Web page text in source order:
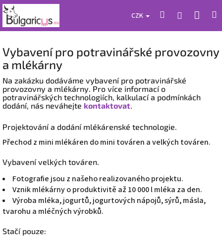
Přejít
na
obsah
CZK Hledat Přihlášení
Vybavení pro potravinářské provozovny
a mlékárny
Na zakázku dodáváme vybavení pro potravinářské
provozovny a mlékárny. Pro více informací o
potravinářských technologiích, kalkulací a podmínkách
dodání, nás neváhejte kontaktovat.
Projektování a dodání mlékárenské technologie.
Přechod z mini mlékáren do mini továren a velkých továren.
Vybavení velkých továren.
Fotografie jsou z našeho realizovaného projektu.
Vznik mlékárny o produktivitě až 10 000 l mléka za den.
Výroba mléka, jogurtů, jogurtových nápojů, sýrů, másla,
tvarohu a mléčných výrobků.
Stačí pouze: